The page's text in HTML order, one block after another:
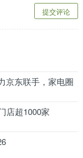
提交评论
京东联手，家电圈
店超1000家